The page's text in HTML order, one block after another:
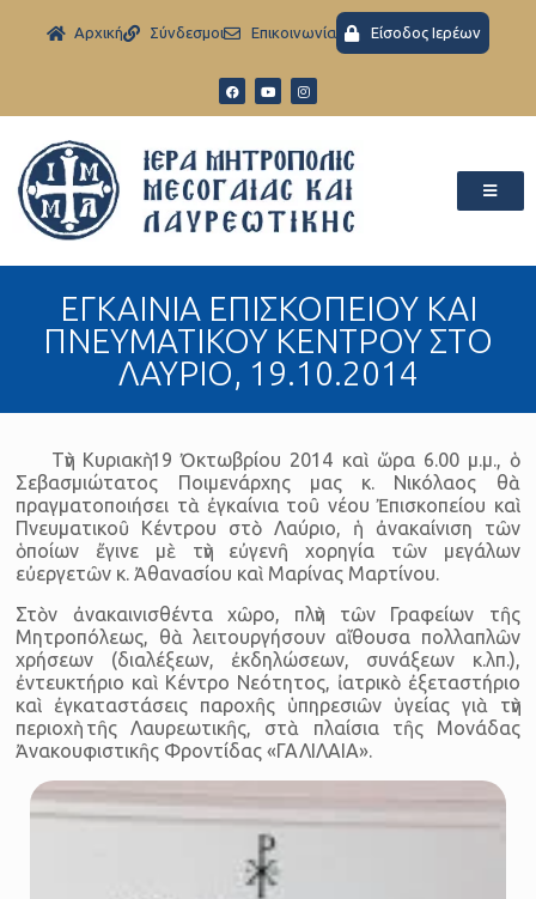
Aρχική Σύνδεσμοι Eπικοινωνία Είσοδος Ιερέων
ΕΓΚΑΙΝΙΑ ΕΠΙΣΚΟΠΕΙΟΥ ΚΑΙ
ΠΝΕΥΜΑΤΙΚΟΥ ΚΕΝΤΡΟΥ ΣΤΟ
ΛΑΥΡΙΟ, 19.10.2014
Τὴν Κυριακὴ 19 Ὀκτωβρίου 2014 καὶ ὥρα 6.00 μ.μ., ὁ
Σεβασμιώτατος Ποιμενάρχης μας κ. Νικόλαος θὰ
πραγματοποιήσει τὰ ἐγκαίνια τοῦ νέου Ἐπισκοπείου καὶ
Πνευματικοῦ Κέντρου στὸ Λαύριο, ἡ ἀνακαίνιση τῶν
ὁποίων ἔγινε μὲ τὴν εὐγενῆ χορηγία τῶν μεγάλων
εὐεργετῶν κ. Ἀθανασίου καὶ Μαρίνας Μαρτίνου.
Στὸν ἀνακαινισθέντα χῶρο, πλὴν τῶν Γραφείων τῆς
Μητροπόλεως, θὰ λειτουργήσουν αἴθουσα πολλαπλῶν
χρήσεων (διαλέξεων, ἐκδηλώσεων, συνάξεων κ.λπ.),
ἐντευκτήριο καὶ Κέντρο Νεότητος, ἰατρικὸ ἐξεταστήριο
καὶ ἐγκαταστάσεις παροχῆς ὑπηρεσιῶν ὑγείας γιὰ τὴν
περιοχὴ τῆς Λαυρεωτικῆς, στὰ πλαίσια τῆς Μονάδας
Ἀνακουφιστικῆς Φροντίδας «ΓΑΛΙΛΑΙΑ».